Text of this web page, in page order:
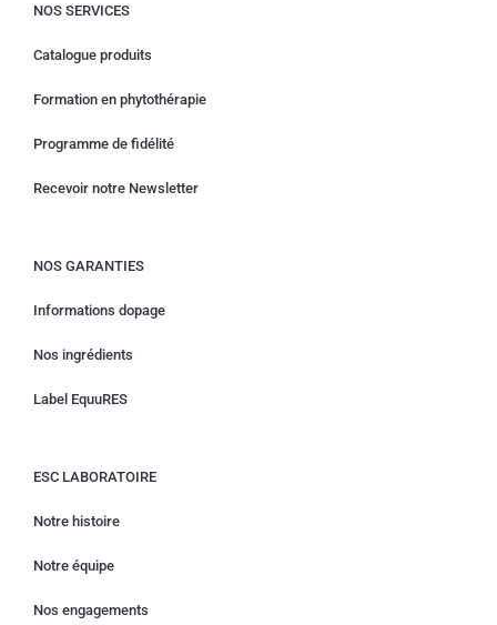
NOS SERVICES
Catalogue produits
Formation en phytothérapie
Programme de fidélité
Recevoir notre Newsletter
NOS GARANTIES
Informations dopage
Nos ingrédients
Label EquuRES
ESC LABORATOIRE
Notre histoire
Notre équipe
Nos engagements